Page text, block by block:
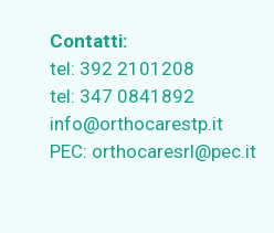
Contatti:
tel: 392 2101208
tel: 347 0841892
info@orthocarestp.it
PEC: orthocaresrl@pec.it